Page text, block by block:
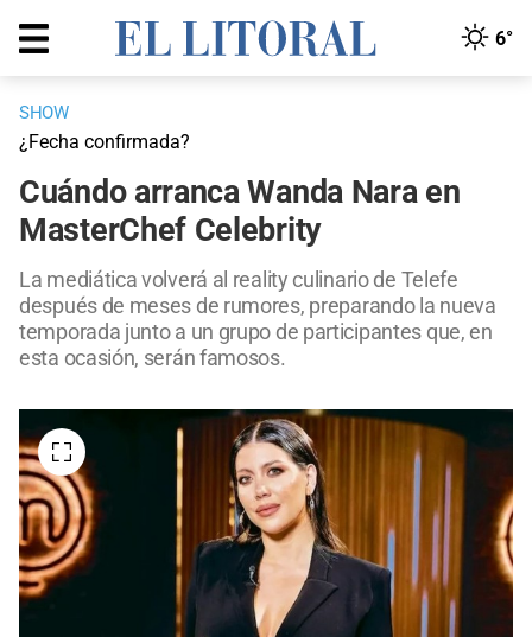
6°
SHOW
¿Fecha confirmada?
Cuándo arranca Wanda Nara en
MasterChef Celebrity
La mediática volverá al reality culinario de Telefe
después de meses de rumores, preparando la nueva
temporada junto a un grupo de participantes que, en
esta ocasión, serán famosos.